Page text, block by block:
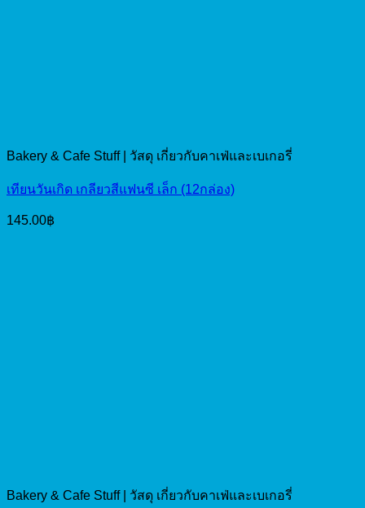
Bakery & Cafe Stuff | วัสดุ เกี่ยวกับคาเฟ่และเบเกอรี่
เทียนวันเกิด เกลียวสีแฟนซี เล็ก (12กล่อง)
145.00฿
Bakery & Cafe Stuff | วัสดุ เกี่ยวกับคาเฟ่และเบเกอรี่